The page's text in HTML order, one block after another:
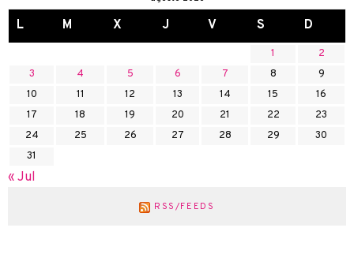
L M X J V S D
1
2
3
4 5 6 7 8
9
10
11 12 13 14 15
16
17
18 19 20 21 22
23
24
25 26 27 28 29
30
31
« Jul
RSS/FEEDS